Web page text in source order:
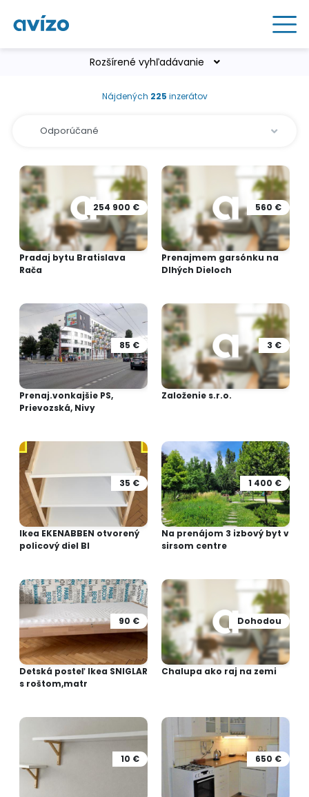
Rozšírené vyhľadávanie
Nájdených 225 inzerátov
254 900 €
Pradaj bytu Bratislava
Rača
560 €
Prenajmem garsónku na
Dlhých Dieloch
85 €
Prenaj.vonkajšie PS,
Prievozská, Nivy
3 €
Založenie s.r.o.
35 €
Ikea EKENABBEN otvorený
policový diel BI
1 400 €
Na prenájom 3 izbový byt v
sirsom centre
90 €
Detská posteľ Ikea SNIGLAR
s roštom,matr
Dohodou
Chalupa ako raj na zemi
10 € 650 €